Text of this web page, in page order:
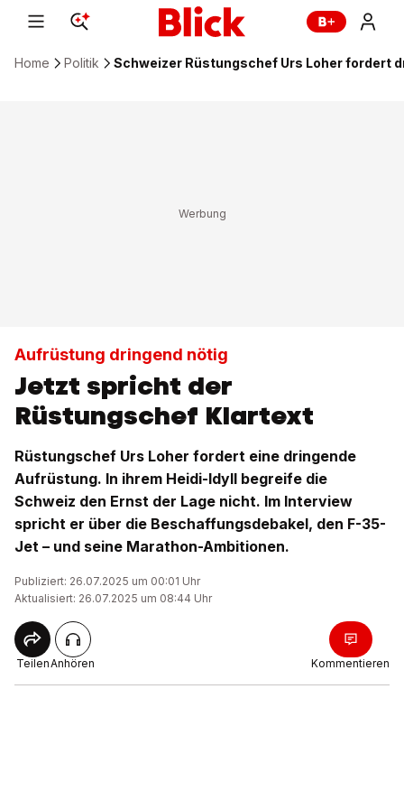
Home Politik Schweizer Rüstungschef Urs Loher fordert
Aufrüstung dringend nötig
Jetzt spricht der
Rüstungschef Klartext
Rüstungschef Urs Loher fordert eine dringende
Aufrüstung. In ihrem Heidi-Idyll begreife die
Schweiz den Ernst der Lage nicht. Im Interview
spricht er über die Beschaffungsdebakel, den F-35-
Jet – und seine Marathon-Ambitionen.
Publiziert: 26.07.2025 um 00:01 Uhr
Aktualisiert: 26.07.2025 um 08:44 Uhr
TeilenAnhören Kommentieren